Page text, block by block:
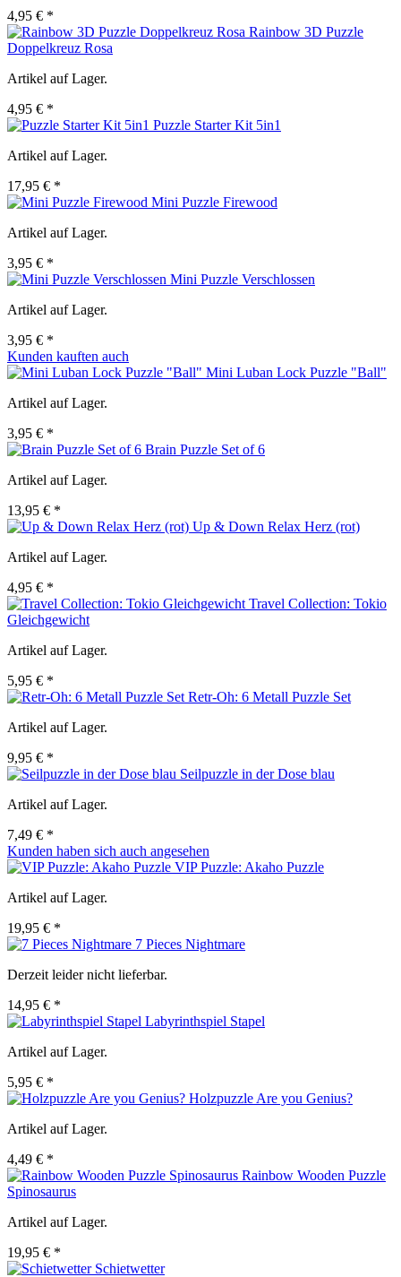
4,95 € *
Rainbow 3D Puzzle
Doppelkreuz Rosa
Artikel auf Lager.
4,95 € *
Puzzle Starter Kit 5in1
Artikel auf Lager.
17,95 € *
Mini Puzzle Firewood
Artikel auf Lager.
3,95 € *
Mini Puzzle Verschlossen
Artikel auf Lager.
3,95 € *
Kunden kauften auch
Mini Luban Lock Puzzle "Ball"
Artikel auf Lager.
3,95 € *
Brain Puzzle Set of 6
Artikel auf Lager.
13,95 € *
Up & Down Relax Herz (rot)
Artikel auf Lager.
4,95 € *
Travel Collection: Tokio
Gleichgewicht
Artikel auf Lager.
5,95 € *
Retr-Oh: 6 Metall Puzzle Set
Artikel auf Lager.
9,95 € *
Seilpuzzle in der Dose blau
Artikel auf Lager.
7,49 € *
Kunden haben sich auch angesehen
VIP Puzzle: Akaho Puzzle
Artikel auf Lager.
19,95 € *
7 Pieces Nightmare
Derzeit leider nicht lieferbar.
14,95 € *
Labyrinthspiel Stapel
Artikel auf Lager.
5,95 € *
Holzpuzzle Are you Genius?
Artikel auf Lager.
4,49 € *
Rainbow Wooden Puzzle
Spinosaurus
Artikel auf Lager.
19,95 € *
Schietwetter